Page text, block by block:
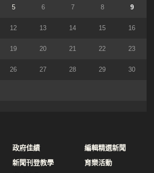
5 6 7 8 9
12 13 14 15 16
19 20 21 22 23
26 27 28 29 30
政府佳績
新聞刊登教學
編輯精選新聞
育樂活動